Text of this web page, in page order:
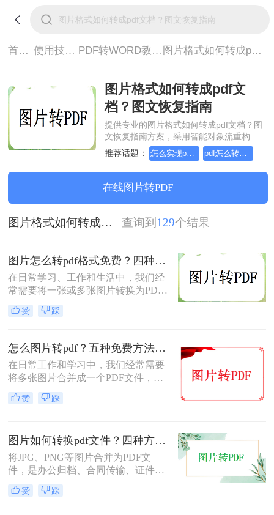
首页> 使用技巧> PDF转WORD教程> 图片格式如何转成pdf文档？图文恢复指南
图片格式如何转成pdf文
档？图文恢复指南
提供专业的图片格式如何转成pdf文档？图
文恢复指南方案，采用智能对象流重构技
术，确保文档1:1高保真还原且排版不乱
码。支持一键批量处理，全链路 SSL 加密
保障隐私安全。助您快速实现图片格式如
何转成pdf文档？图文恢复指南，无需安
装，高效办公。
推荐话题： 怎么实现pdf转Word？详细方法教学
在线图片转PDF
图片格式如何转成pdf文档？图文恢复指南 查询到 129个结果
图片怎么转pdf格式免费？四种方法对比与实操指南（附详细表格）!
在日常学习、工作和生活中，我们经
常需要将一张或多张图片转换为PDF
格式，以便于分享、存档或打印。无
论是整理电子相册、提交证件照，还
都十分常见。为了帮你快速选出最适
合自己的转换方式，下表汇总了四种
主流免费方法的核心差异：
赞 踩
怎么图片转pdf？五种免费方法对比与实操指南（附详细表格）！
在日常工作和学习中，我们经常需要
将多张图片合并成一个PDF文件，以
便于分享、存档或打印。无论是制作
电子相册、整理工作截图、提交证件
出最适合自己的转换方式，下表汇总
了五种主流方法的核心差异：
赞 踩
图片如何转换pdf文件？四种方法实测对比，附各场景最优选！
将JPG、PNG等图片合并为PDF文
件，是办公归档、合同传输、证件提
交中经常遇到的需求。但不同方法在
转换质量、操作效率、数据安全方面
赞 踩